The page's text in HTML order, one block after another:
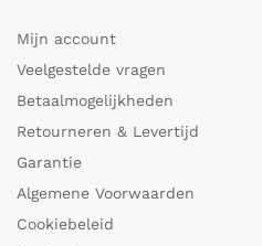
Mijn account
Veelgestelde vragen
Betaalmogelijkheden
Retourneren & Levertijd
Garantie
Algemene Voorwaarden
Cookiebeleid